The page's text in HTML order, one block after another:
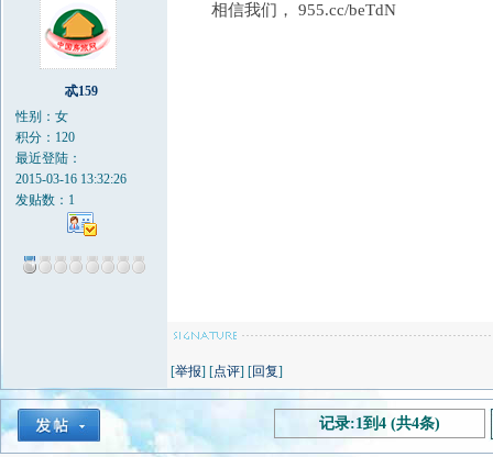
忒159
性别：女
积分：120
最近登陆：
2015-03-16 13:32:26
发贴数：1
相信我们， 955.cc/beTdN
[举报] [点评] [回复]
记录:1到4 (共4条)